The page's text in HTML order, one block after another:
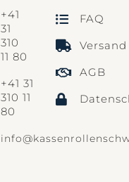
+41
31
310
11 80
+41 31
310 11
80
FAQ
Versand
AGB